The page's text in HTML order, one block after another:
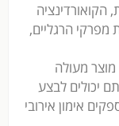
מפרקי הרגליים,
מוצר מעולה
יכולים לבצע
אימון אירובי